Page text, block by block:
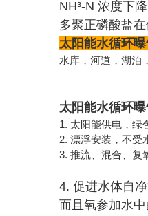
NH³-N 浓度下
多聚正磷酸盐
太阳能水循环
水库，河道，湖泊
太阳能水循环
1. 太阳能供电，绿
2. 漂浮安装，不受
3. 推流、混合、复
4. 促进水体自
而且氧参加水